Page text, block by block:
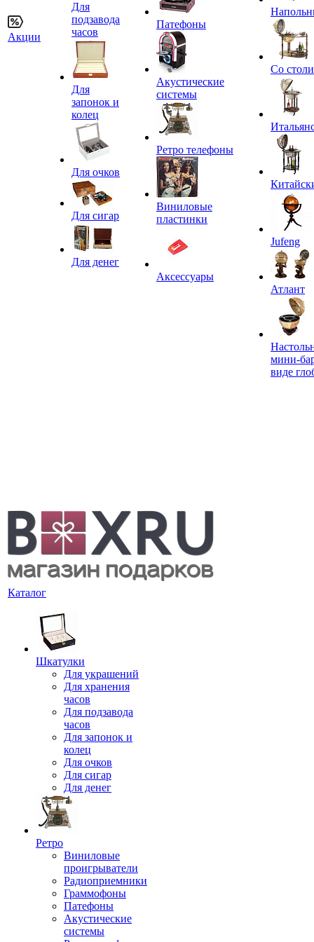
Акции
Для
подзавода
часов
Для
запонок и
колец
Для очков
Для сигар
Для денег
Патефоны
Акустические
системы
Ретро телефоны
Виниловые
пластинки
Аксессуары
Со
Jufeng
Атлант
мини-
виде
Каталог
Шкатулки
Для украшений
Для хранения
часов
Для подзавода
часов
Для запонок и
колец
Для очков
Для сигар
Для денег
Ретро
Виниловые
проигрыватели
Радиоприемники
Граммофоны
Патефоны
Акустические
системы